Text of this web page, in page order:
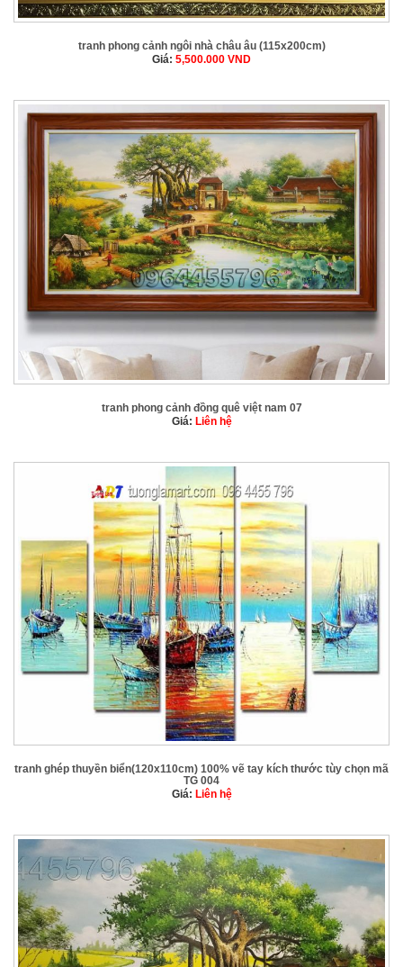
tranh phong cảnh ngôi nhà châu âu (115x200cm)
Giá: 5,500.000 VND
tranh phong cảnh đồng quê việt nam 07
Giá: Liên hệ
tranh ghép thuyền biển(120x110cm) 100% vẽ tay kích thước tùy chọn mã
TG 004
Giá: Liên hệ